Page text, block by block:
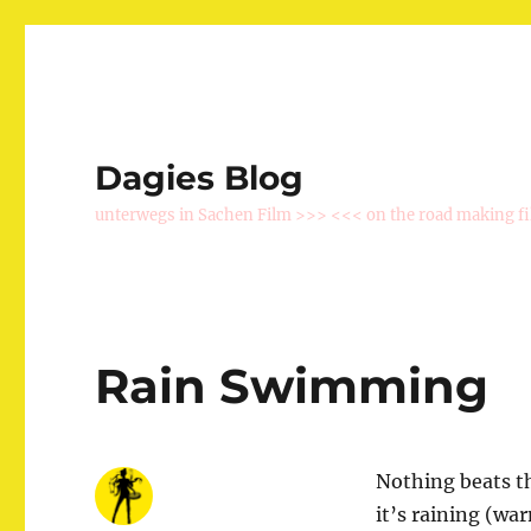
Dagies Blog
unterwegs in Sachen Film >>> <<< on the road making
Rain Swimming
Nothing beats
it’s raining